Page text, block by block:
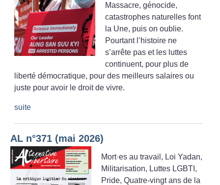
Massacre, génocide,
catastrophes naturelles font
la Une, puis on oublie.
Pourtant l’histoire ne
s’arrête pas et les luttes
continuent, pour plus de
liberté démocratique, pour des meilleurs salaires ou
juste pour avoir le droit de vivre.
suite
AL n°371 (mai 2026)
Mort·es au travail, Loi Yadan,
Militarisation, Luttes LGBTI,
Pride, Quatre-vingt ans de la